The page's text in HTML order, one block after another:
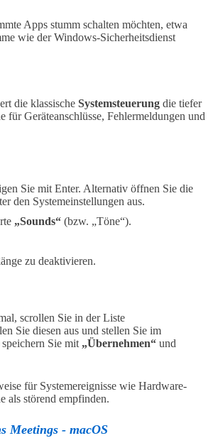
Apps stumm schalten möchten, etwa
wie der Windows-Sicherheitsdienst
die klassische Systemsteuerung die tiefer
Geräteanschlüsse, Fehlermeldungen und
Sie mit Enter. Alternativ öffnen Sie die
den Systemeinstellungen aus.
„Sounds“ (bzw. „Töne“).
zu deaktivieren.
scrollen Sie in der Liste
Sie diesen aus und stellen Sie im
Sie mit „Übernehmen“ und
für Systemereignisse wie Hardware-
als störend empfinden.
Meetings - macOS